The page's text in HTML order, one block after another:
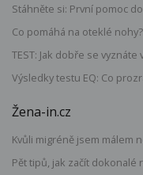
Stáhněte si: První pomoc
Co pomáhá na oteklé
TEST: Jak dobře se vyznáte
Výsledky testu EQ: Co
Žena-in.cz
Kvůli migréně jsem málem
Pět tipů, jak začít